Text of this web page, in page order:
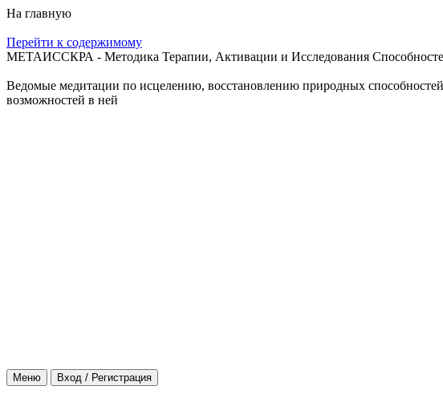
На главную
Перейти к содержимому
МЕТАИССКРА - Методика Терапии, Активации и Исследования
Ведомые медитации по исцелению, восстановлению природных
возможностей в ней
Меню Вход / Регистрация